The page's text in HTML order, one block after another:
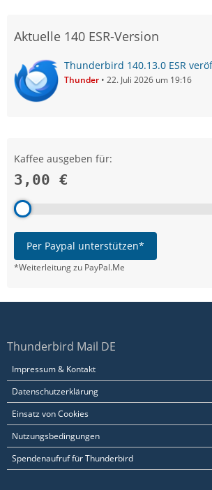
Aktuelle 140 ESR-Version
Thunderbird 140.13.0 ESR
Thunder 22. Juli 2026 um 19:16
Kaffee ausgeben für:
3,00 €
Per Paypal unterstützen*
*Weiterleitung zu PayPal.Me
Thunderbird Mail DE
Impressum & Kontakt
Datenschutzerklärung
Einsatz von Cookies
Nutzungsbedingungen
Spendenaufruf für Thunderbird